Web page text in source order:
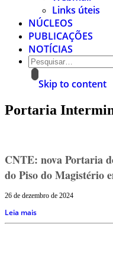
Links úteis
NÚCLEOS
PUBLICAÇÕES
NOTÍCIAS
Skip to content
Portaria
CNTE: nova Portaria
do Piso do Magistério
26 de dezembro de 2024
Leia mais